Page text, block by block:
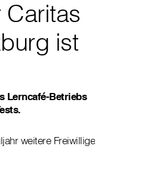
Caritas
ist
Lerncafé-Betriebs
weitere Freiwillige